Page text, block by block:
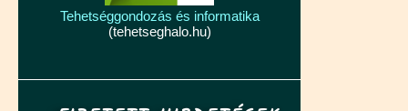
Tehetséggondozás és informatika
(tehetseghalo.hu)